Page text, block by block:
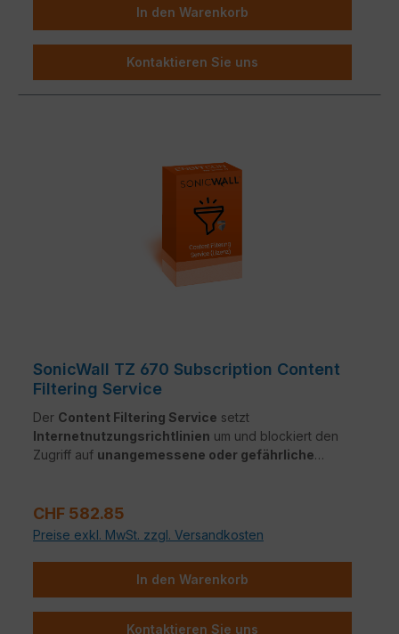
In den Warenkorb
Kontaktieren Sie uns
SonicWall TZ 670 Subscription Content
Filtering Service
Der Content Filtering Service setzt
Internetnutzungsrichtlinien um und blockiert den
Zugriff auf unangemessene oder gefährliche
reputationsbasierten Bewertungssystems
geprüft – für eine sichere und kontrollierte
Regulärer Preis:
CHF 582.85
Preise exkl. MwSt. zzgl. Versandkosten
In den Warenkorb
Kontaktieren Sie uns